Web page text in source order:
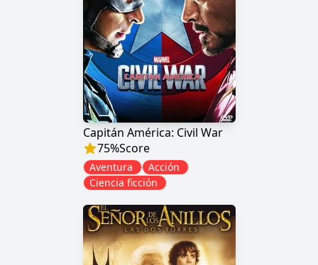
Capitán América: Civil War
75%Score
Aventura
Acción
Ciencia ficción